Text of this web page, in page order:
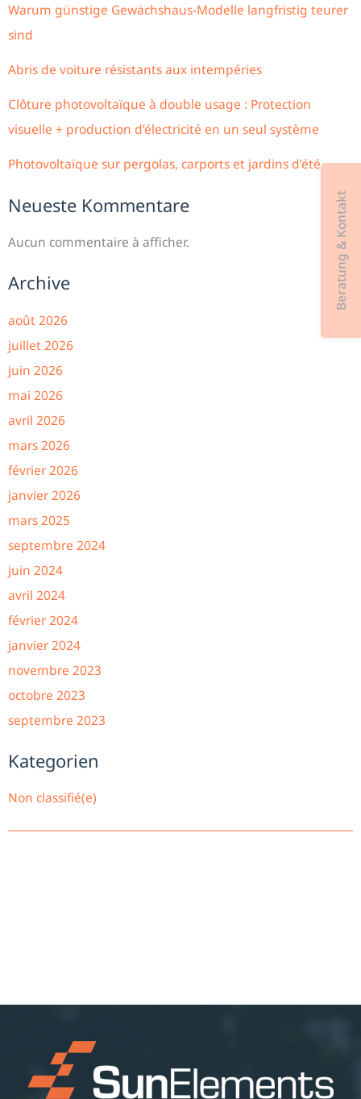
Warum günstige Gewächshaus-Modelle langfristig teurer
sind
Abris de voiture résistants aux intempéries
Clôture photovoltaïque à double usage : Protection
visuelle + production d’électricité en un seul système
Photovoltaïque sur pergolas, carports et jardins d’été
Neueste Kommentare
Aucun commentaire à afficher.
Archive
août 2026
juillet 2026
juin 2026
mai 2026
avril 2026
mars 2026
février 2026
janvier 2026
mars 2025
septembre 2024
juin 2024
avril 2024
février 2024
janvier 2024
novembre 2023
octobre 2023
septembre 2023
Kategorien
Non classifié(e)
Beratung & Kontakt